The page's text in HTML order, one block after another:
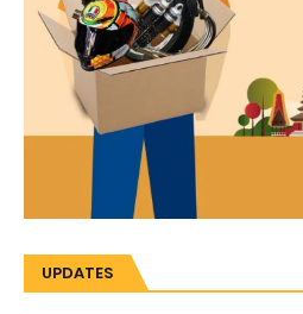
UPDATES